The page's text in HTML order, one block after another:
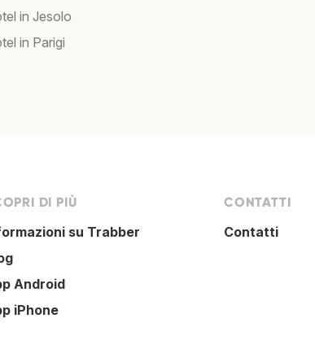
in Jesolo
in Parigi
DI PIÙ
su Trabber
Android
iPhone
CONTATTI
Contatti